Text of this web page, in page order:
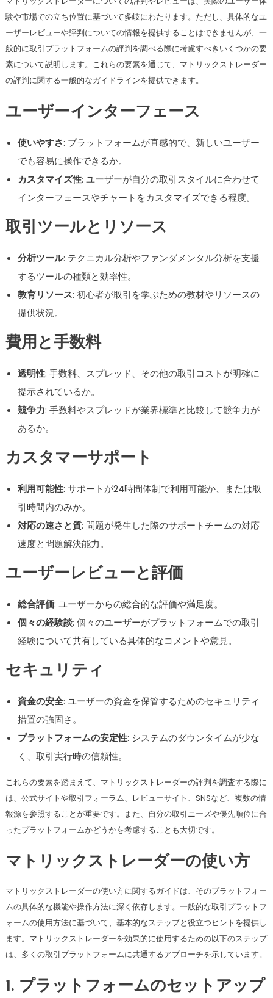
験や市場での立ち位置に基づいて多岐にわたります。ただし、具体的なユ
ーザーレビューや評判についての情報を提供することはできませんが、一
般的に取引プラットフォームの評判を調べる際に考慮すべきいくつかの要
素について説明します。これらの要素を通じて、マトリックストレーダー
の評判に関する一般的なガイドラインを提供できます。
ユーザーインターフェース
使いやすさ: プラットフォームが直感的で、新しいユーザー
でも容易に操作できるか。
カスタマイズ性: ユーザーが自分の取引スタイルに合わせて
インターフェースやチャートをカスタマイズできる程度。
取引ツールとリソース
分析ツール: テクニカル分析やファンダメンタル分析を支援
するツールの種類と効率性。
教育リソース: 初心者が取引を学ぶための教材やリソースの
提供状況。
費用と手数料
透明性: 手数料、スプレッド、その他の取引コストが明確に
提示されているか。
競争力: 手数料やスプレッドが業界標準と比較して競争力が
あるか。
カスタマーサポート
利用可能性: サポートが24時間体制で利用可能か、または取
引時間内のみか。
対応の速さと質: 問題が発生した際のサポートチームの対応
速度と問題解決能力。
ユーザーレビューと評価
総合評価: ユーザーからの総合的な評価や満足度。
個々の経験談: 個々のユーザーがプラットフォームでの取引
経験について共有している具体的なコメントや意見。
セキュリティ
資金の安全: ユーザーの資金を保管するためのセキュリティ
措置の強固さ。
プラットフォームの安定性: システムのダウンタイムが少な
く、取引実行時の信頼性。
これらの要素を踏まえて、マトリックストレーダーの評判を調査する際に
は、公式サイトや取引フォーラム、レビューサイト、SNSなど、複数の情
報源を参照することが重要です。また、自分の取引ニーズや優先順位に合
ったプラットフォームかどうかを考慮することも大切です。
マトリックストレーダーの使い方
マトリックストレーダーの使い方に関するガイドは、そのプラットフォー
ムの具体的な機能や操作方法に深く依存します。一般的な取引プラットフ
ォームの使用方法に基づいて、基本的なステップと役立つヒントを提供し
ます。マトリックストレーダーを効果的に使用するための以下のステップ
は、多くの取引プラットフォームに共通するアプローチを示しています。
1. プラットフォームのセットアップ